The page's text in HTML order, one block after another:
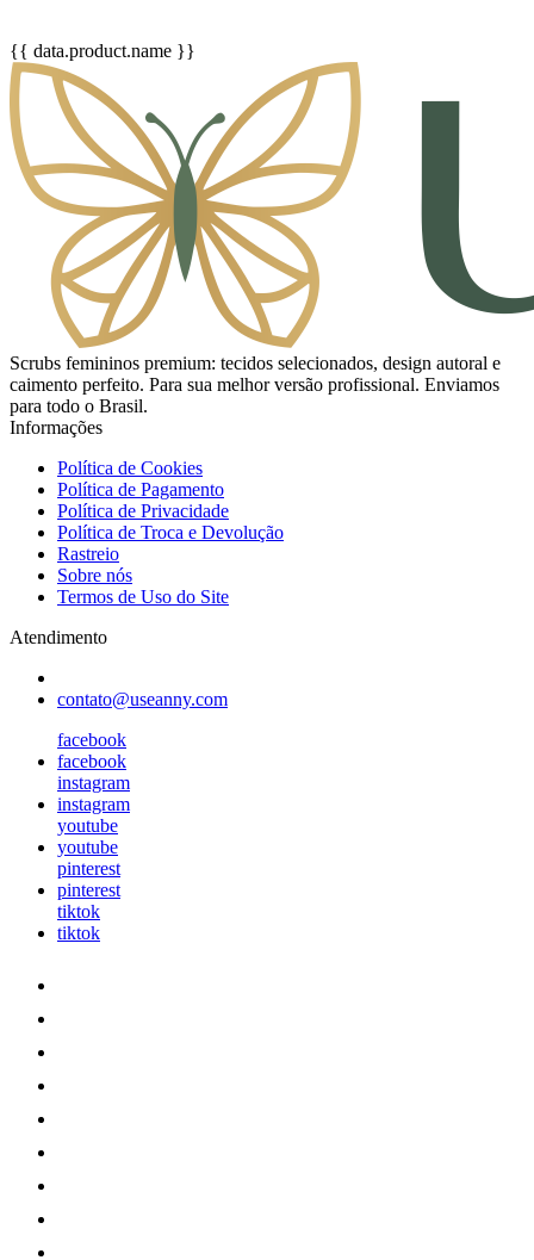
{{ data.product.name }}
Scrubs femininos premium: tecidos selecionados, design autoral e
caimento perfeito. Para sua melhor versão profissional. Enviamos
para todo o Brasil.
Informações
Política de Cookies
Política de Pagamento
Política de Privacidade
Política de Troca e Devolução
Rastreio
Sobre nós
Termos de Uso do Site
Atendimento
contato@useanny.com
facebook
facebook
instagram
instagram
youtube
youtube
pinterest
pinterest
tiktok
tiktok